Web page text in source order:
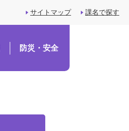
サイトマップ 課名で探す
防災・安全